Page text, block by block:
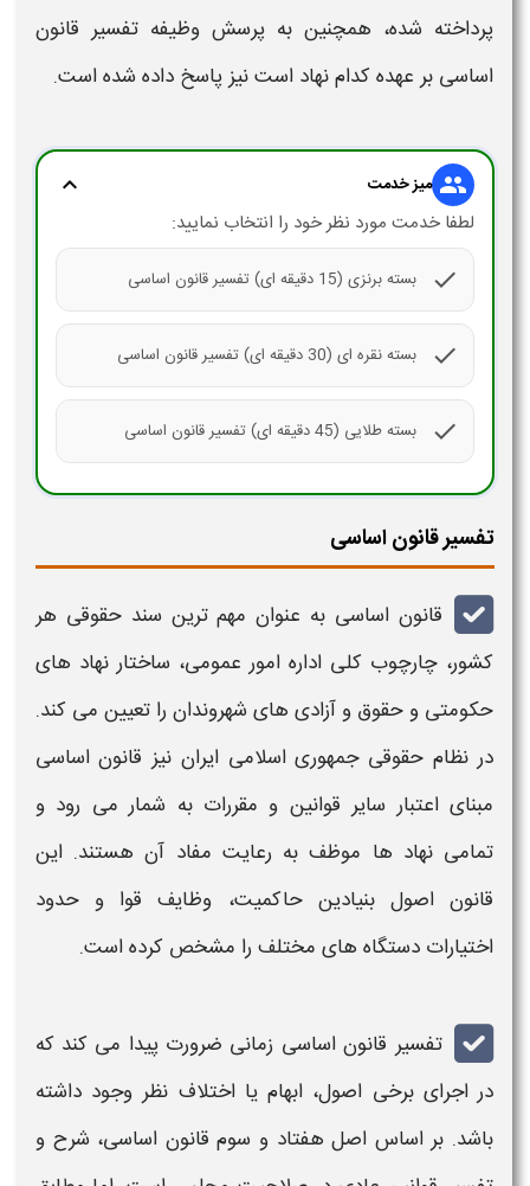
پرداخته شده، همچنین به پرسش وظیفه تفسیر قانون
اساسی بر عهده کدام نهاد استنیز پاسخ داده شده است.
group میز خدمت expand_more
لطفا خدمت مورد نظر خود را انتخاب نمایید:
check بسته برنزی (15 دقیقه ای) تفسیر قانون اساسی
check بسته نقره ای (30 دقیقه ای) تفسیر قانون اساسی
check بسته طلایی (45 دقیقه ای) تفسیر قانون اساسی
تفسیر قانون اساسی
قانون اساسی به عنوان مهم ترین سند حقوقی هر
کشور، چارچوب کلی اداره امور عمومی، ساختار نهاد های
حکومتی و حقوق و آزادی های شهروندان را تعیین می کند.
در نظام حقوقی جمهوری اسلامی ایران نیز قانون اساسی
مبنای اعتبار سایر قوانین و مقررات به شمار می رود و
تمامی نهاد ها موظف به رعایت مفاد آن هستند. این
قانون اصول بنیادین حاکمیت، وظایف قوا و حدود
اختیارات دستگاه های مختلف را مشخص کرده است.
تفسیر قانون اساسی زمانی ضرورت پیدا می کند که
در اجرای برخی اصول، ابهام یا اختلاف نظر وجود داشته
باشد. بر اساس اصل هفتاد و سوم قانون اساسی، شرح و